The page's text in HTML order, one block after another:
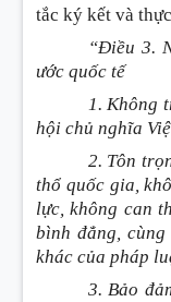
tắc ký kết và
“Điều 3.
ước quốc tế
1. Không
hội chủ nghĩa
2. Tôn
thổ quốc gia,
lực, không can
bình đẳng,
khác của pháp
3. Bảo